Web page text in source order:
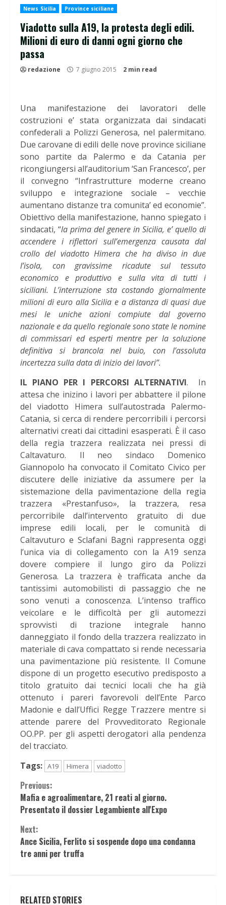
News Sicilia Province siciliane
Viadotto sulla A19, la protesta degli edili.
Milioni di euro di danni ogni giorno che
passa
redazione 7 giugno 2015 2 min read
Una manifestazione dei lavoratori delle
costruzioni e’ stata organizzata dai sindacati
confederali a Polizzi Generosa, nel palermitano.
Due carovane di edili delle nove province siciliane
sono partite da Palermo e da Catania per
ricongiungersi all’auditorium ‘San Francesco’, per
il convegno “Infrastrutture moderne creano
sviluppo e integrazione sociale – vecchie
aumentano distanze tra comunita’ ed economie”.
Obiettivo della manifestazione, hanno spiegato i
sindacati, “la prima del genere in Sicilia, e’ quello di
accendere i riflettori sull’emergenza causata dal
crollo del viadotto Himera che ha diviso in due
l’isola, con gravissime ricadute sul tessuto
economico e produttivo e sulla vita di tutti i
siciliani. L’interruzione sta costando giornalmente
milioni di euro alla Sicilia e a distanza di quasi due
mesi le uniche azioni compiute dal governo
nazionale e da quello regionale sono state le nomine
di commissari ed esperti mentre per la soluzione
definitiva si brancola nel buio, con l’assoluta
incertezza sulla data di inizio dei lavori”.
IL PIANO PER I PERCORSI ALTERNATIVI. In
attesa che inizino i lavori per abbattere il pilone
del viadotto Himera sull’autostrada Palermo-
Catania, si cerca di rendere percorribili i percorsi
alternativi creati dai cittadini esasperati. È il caso
della regia trazzera realizzata nei pressi di
Caltavaturo. Il neo sindaco Domenico
Giannopolo ha convocato il Comitato Civico per
discutere delle iniziative da assumere per la
sistemazione della pavimentazione della regia
trazzera «Prestanfuso», la trazzera, resa
percorribile dall’intervento gratuito di due
imprese edili locali, per le comunità di
Caltavuturo e Sclafani Bagni rappresenta oggi
l’unica via di collegamento con la A19 senza
dovere compiere il lungo giro da Polizzi
Generosa. La trazzera è trafficata anche da
tantissimi automobilisti di passaggio che ne
sono venuti a conoscenza. L’intenso traffico
veicolare e le difficoltà per gli automezzi
sprovvisti di trazione integrale hanno
danneggiato il fondo della trazzera realizzato in
materiale di cava compattato si rende necessaria
una pavimentazione più resistente. Il Comune
dispone di un progetto esecutivo predisposto a
titolo gratuito dai tecnici locali che ha già
ottenuto i pareri favorevoli dell’Ente Parco
Madonie e dall’Uffici Regge Trazzere mentre si
attende parere del Provveditorato Regionale
OO.PP. per gli aspetti derogatori alla pendenza
del tracciato.
Tags: A19 Himera viadotto
Continue
Reading
Previous:
Mafia e agroalimentare, 21 reati al giorno.
Presentato il dossier Legambiente all'Expo
Next:
Ance Sicilia, Ferlito si sospende dopo una condanna
tre anni per truffa
RELATED STORIES